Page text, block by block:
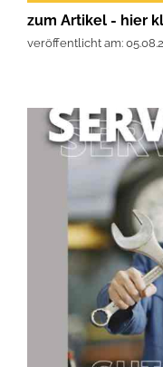
zum Artikel - hier
veröffentlicht am: